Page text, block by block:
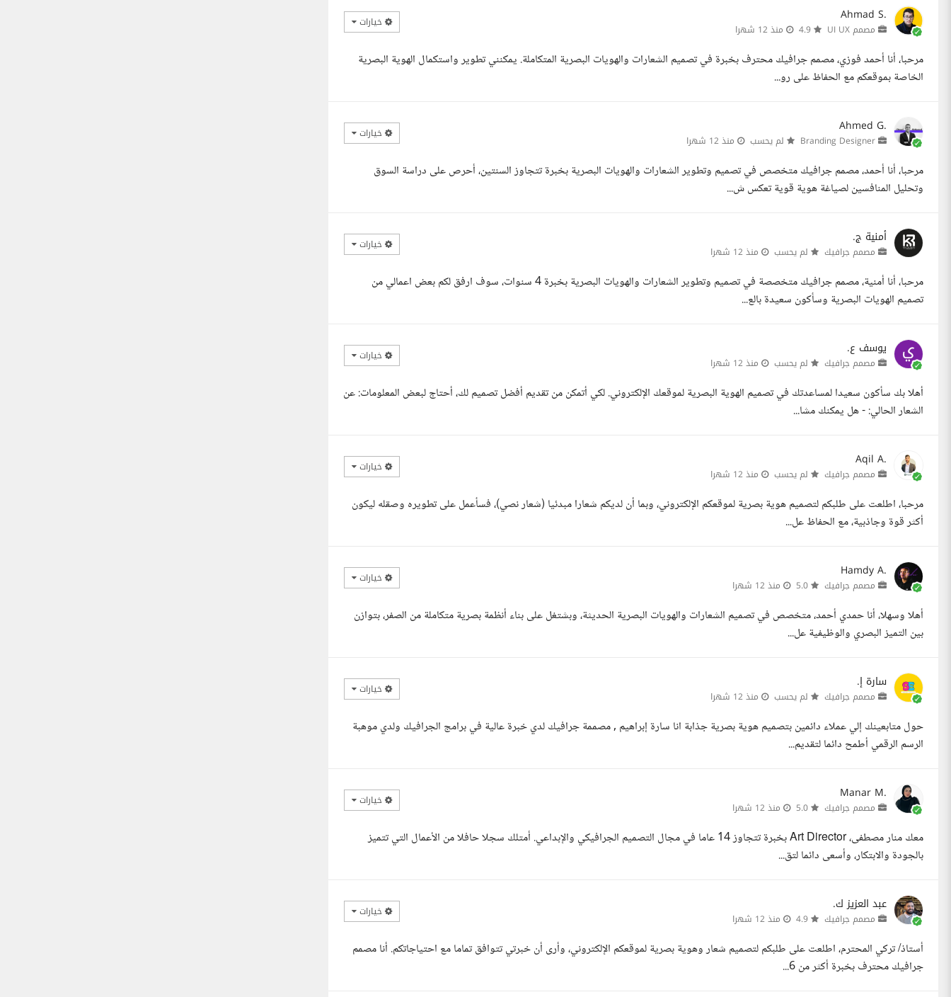
Ahmad S.
مصمم UI UX منذ 12 شهرا خيارات
مرحبا، أنا أحمد فوزي، مصمم جرافيك محترف بخبرة في تصميم الشعارات والهويات البصرية المتكاملة. يمكنني تطوير واستكمال الهوية البصرية
الخاصة بموقعكم مع الحفاظ على رو...
Ahmed G.
لم يحسب منذ 12 شهرا خيارات
مرحبا، أنا أحمد، مصمم جرافيك متخصص في تصميم وتطوير الشعارات والهويات البصرية بخبرة تتجاوز السنتين، أحرص على دراسة السوق
وتحليل المنافسين لصياغة هوية قوية تعكس ش...
أمنية ج.
مصمم جرافيك لم يحسب منذ 12 شهرا خيارات
مرحبا، أنا أمنية، مصمم جرافيك متخصصة في تصميم وتطوير الشعارات والهويات البصرية بخبرة 4 سنوات، سوف ارفق لكم بعض اعمالي من
تصميم الهويات البصرية وسأكون سعيدة بالع...
يوسف ع.
مصمم جرافيك لم يحسب منذ 12 شهرا خيارات
أهلا بك سأكون سعيدا لمساعدتك في تصميم الهوية البصرية لموقعك الإلكتروني. لكي أتمكن من تقديم أفضل تصميم لك، أحتاج لبعض المعلومات: عن
الشعار الحالي: - هل يمكنك مشا...
Aqil A.
مصمم جرافيك لم يحسب منذ 12 شهرا خيارات
مرحبا، اطلعت على طلبكم لتصميم هوية بصرية لموقعكم الإلكتروني، وبما أن لديكم شعارا مبدئيا (شعار نصي)، فسأعمل على تطويره وصقله ليكون
أكثر قوة وجاذبية، مع الحفاظ عل...
Hamdy A.
مصمم جرافيك منذ 12 شهرا خيارات
أهلا وسهلا، أنا حمدي أحمد، متخصص في تصميم الشعارات والهويات البصرية الحديثة، وبشتغل على بناء أنظمة بصرية متكاملة من الصفر، بتوازن
بين التميز البصري والوظيفية عل...
سارة إ.
مصمم جرافيك لم يحسب منذ 12 شهرا خيارات
حول متابعينك إلي عملاء دائمين بتصميم هوية بصرية جذابة انا سارة إبراهيم , مصممة جرافيك لدي خبرة عالية في برامج الجرافيك ولدي موهبة
الرسم الرقمي أطمح دائما لتقديم...
Manar M.
مصمم جرافيك منذ 12 شهرا خيارات
معك منار مصطفى، Art Director بخبرة تتجاوز 14 عاما في مجال التصميم الجرافيكي والإبداعي. أمتلك سجلا حافلا من الأعمال التي تتميز
بالجودة والابتكار، وأسعى دائما لتق...
عبد العزيز ك.
مصمم جرافيك منذ 12 شهرا خيارات
أستاذ/ تركي المحترم، اطلعت على طلبكم لتصميم شعار وهوية بصرية لموقعكم الإلكتروني، وأرى أن خبرتي تتوافق تماما مع احتياجاتكم. أنا مصمم
جرافيك محترف بخبرة أكثر من 6...